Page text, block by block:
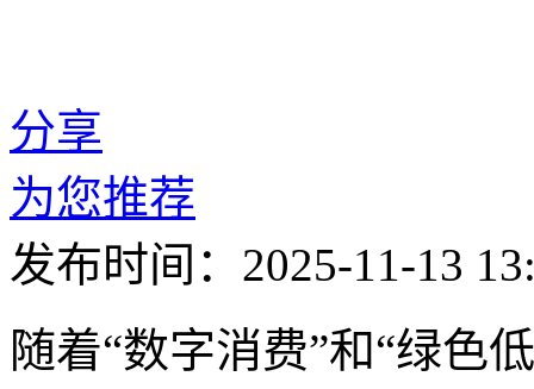
分享
为您推荐
发布时间：2025-11-13
随着“数字消费”和“绿色